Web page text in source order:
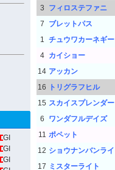
GI
GI
GI
3 フィロステファニ
7 ブレットパス
1 チュウワカーネギー
4 カイショー
14 アッカン
16 トリグラフヒル
15 スカイスプレンダー
6 ワンダフルデイズ
11 ポペット
12 ショウナンバンライ
17 ミスターライト